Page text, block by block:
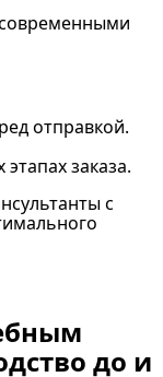
отправкой.
заказа.
с
до и